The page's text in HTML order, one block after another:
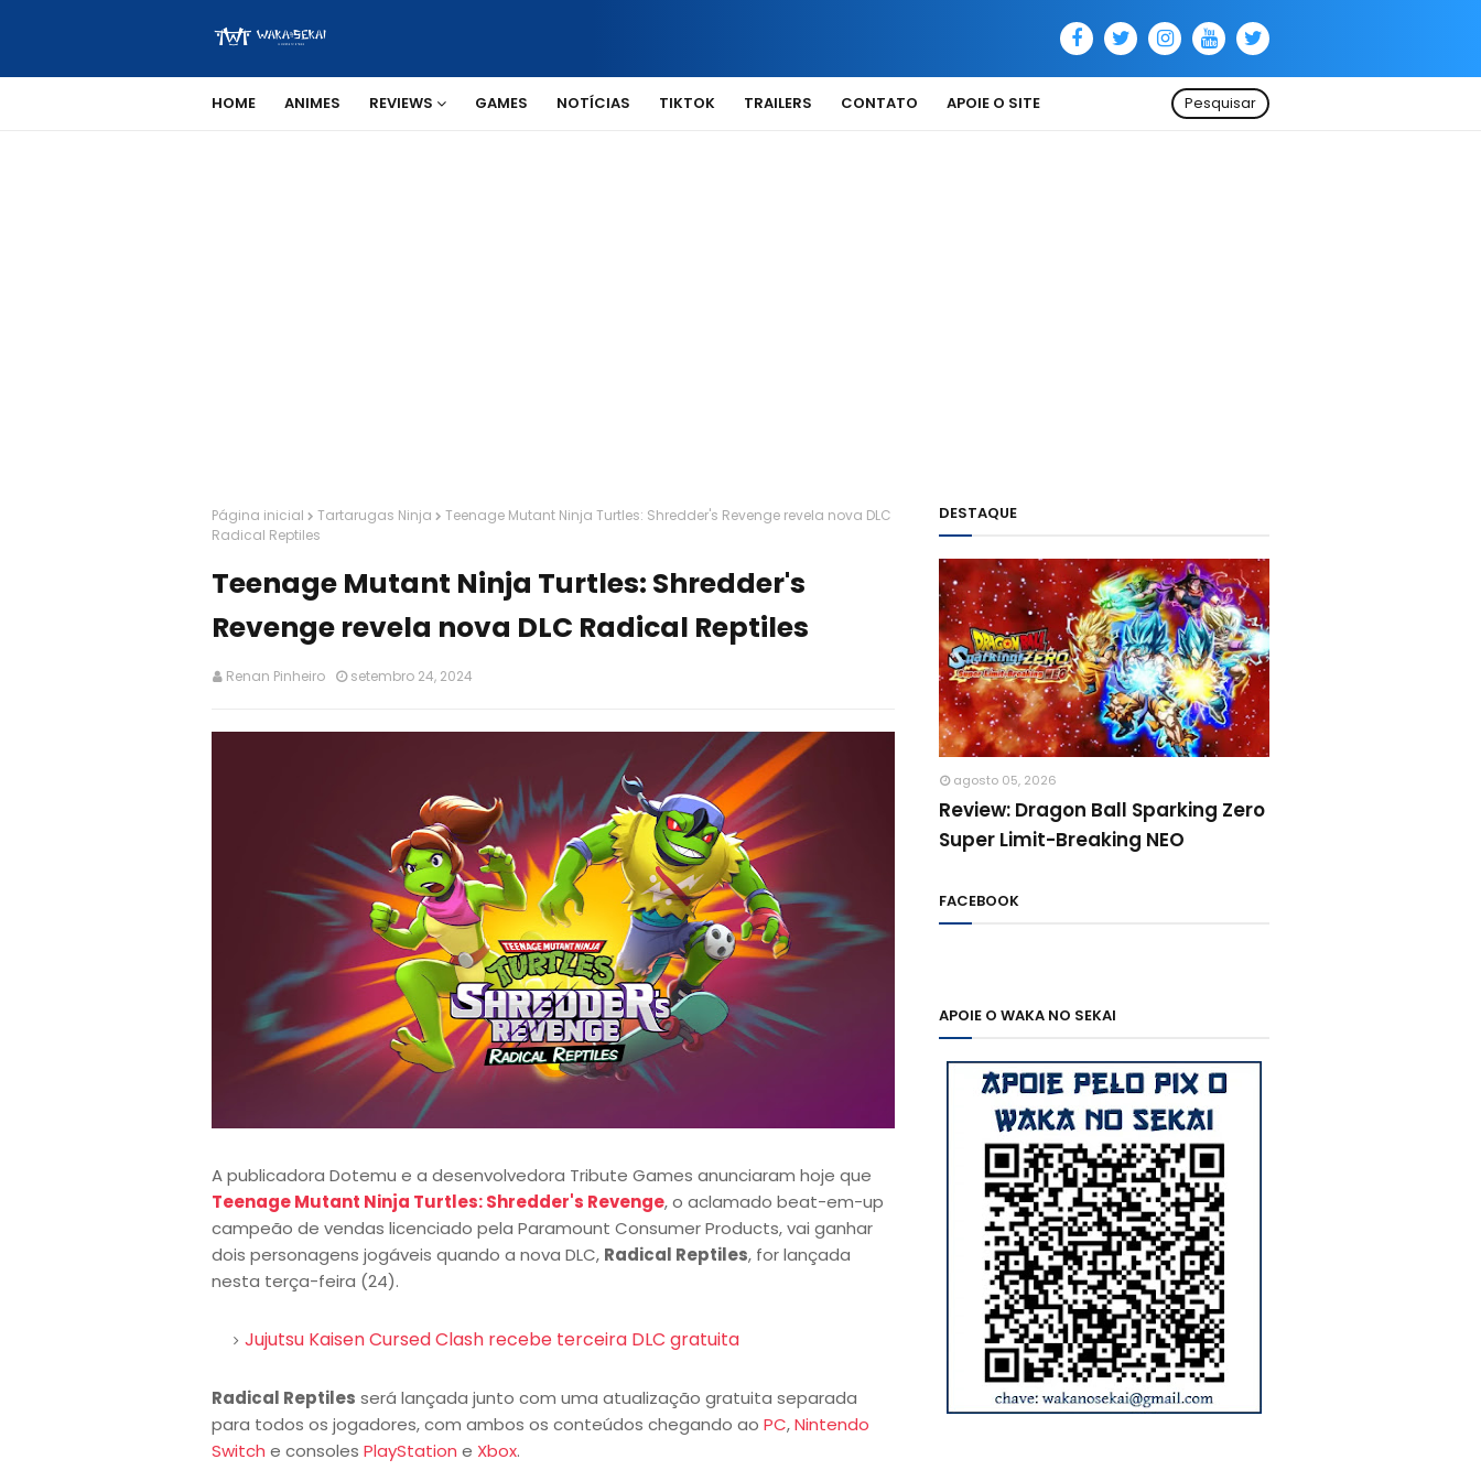
HOME ANIMES REVIEWS GAMES NOTÍCIAS TIKTOK TRAILERS CONTATO APOIE O SITE Pesquisar
Página inicial Tartarugas Ninja
Teenage Mutant Ninja Turtles: Shredder's Revenge revela nova DLC
Radical Reptiles
Teenage Mutant Ninja Turtles: Shredder's
Revenge revela nova DLC Radical Reptiles
Renan Pinheiro setembro 24, 2024
A publicadora Dotemu e a desenvolvedora Tribute Games anunciaram hoje que
Teenage Mutant Ninja Turtles: Shredder's Revenge, o aclamado beat-em-up
campeão de vendas licenciado pela Paramount Consumer Products, vai ganhar
dois personagens jogáveis quando a nova DLC, Radical Reptiles, for lançada
nesta terça-feira (24).
Jujutsu Kaisen Cursed Clash recebe terceira DLC gratuita
Radical Reptiles será lançada junto com uma atualização gratuita separada
para todos os jogadores, com ambos os conteúdos chegando ao PC,Nintendo
Switch e consoles PlayStation e Xbox.
DESTAQUE
agosto 05, 2026
Review: Dragon Ball Sparking Zero
Super Limit-Breaking NEO
FACEBOOK
APOIE O WAKA NO SEKAI